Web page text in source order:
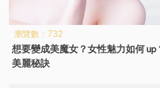
瀏覽數：732
想要變成美魔女？女性魅力如何
美麗秘訣